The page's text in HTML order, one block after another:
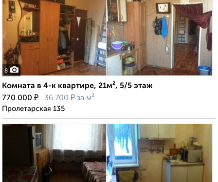
8
Комната в 4-к квартире, 21м², 5/5 этаж
770 000 ₽ 36 700 ₽ за м²
Пролетарская 135